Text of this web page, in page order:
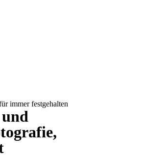
immer festgehalten